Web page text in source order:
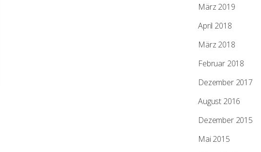
März 2019
April 2018
März 2018
Februar 2018
Dezember 2017
August 2016
Dezember 2015
Mai 2015